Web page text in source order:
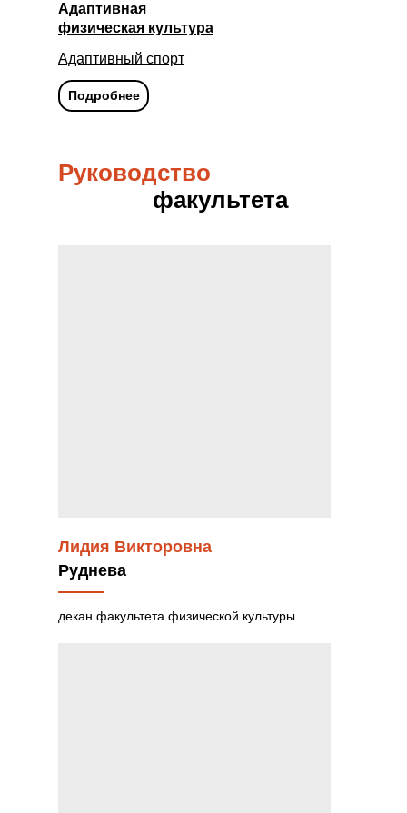
Адаптивная
физическая культура
Адаптивный спорт
Подробнее
Лидия Викторовна
Руднева
декан факультета физической культуры
Руководство
факультета